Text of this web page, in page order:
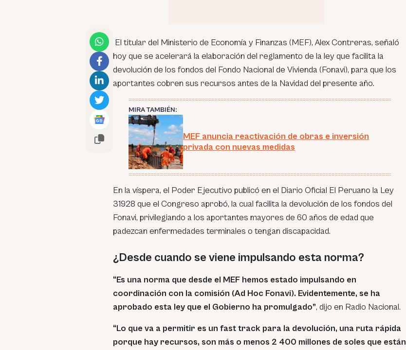
El titular del Ministerio de Economía y Finanzas (MEF), Alex Contreras, señaló
hoy que se acelerará la elaboración del reglamento de la ley que facilita la
devolución de los fondos del Fondo Nacional de Vivienda (Fonavi), para que los
aportantes cobren sus recursos antes de la Navidad del presente año.
MIRA TAMBIÉN:
MEF anuncia reactivación de obras e inversión
privada con nuevas medidas
En la víspera, el Poder Ejecutivo publicó en el Diario Oficial El Peruano la Ley
31928 que el Congreso aprobó, la cual facilita la devolución de los fondos del
Fonavi, privilegiando a los aportantes mayores de 60 años de edad que
padezcan enfermedades terminales o tengan discapacidad.
¿Desde cuando se viene impulsando esta norma?
“Es una norma que desde el MEF hemos estado impulsando en
coordinación con la comisión (Ad Hoc Fonavi). Evidentemente, se ha
aprobado esta ley que el Gobierno ha promulgado”, dijo en Radio Nacional.
“Lo que va a permitir es un fast track para la devolución, una ruta rápida
porque hay recursos, son más o menos 2 400 millones de soles que están